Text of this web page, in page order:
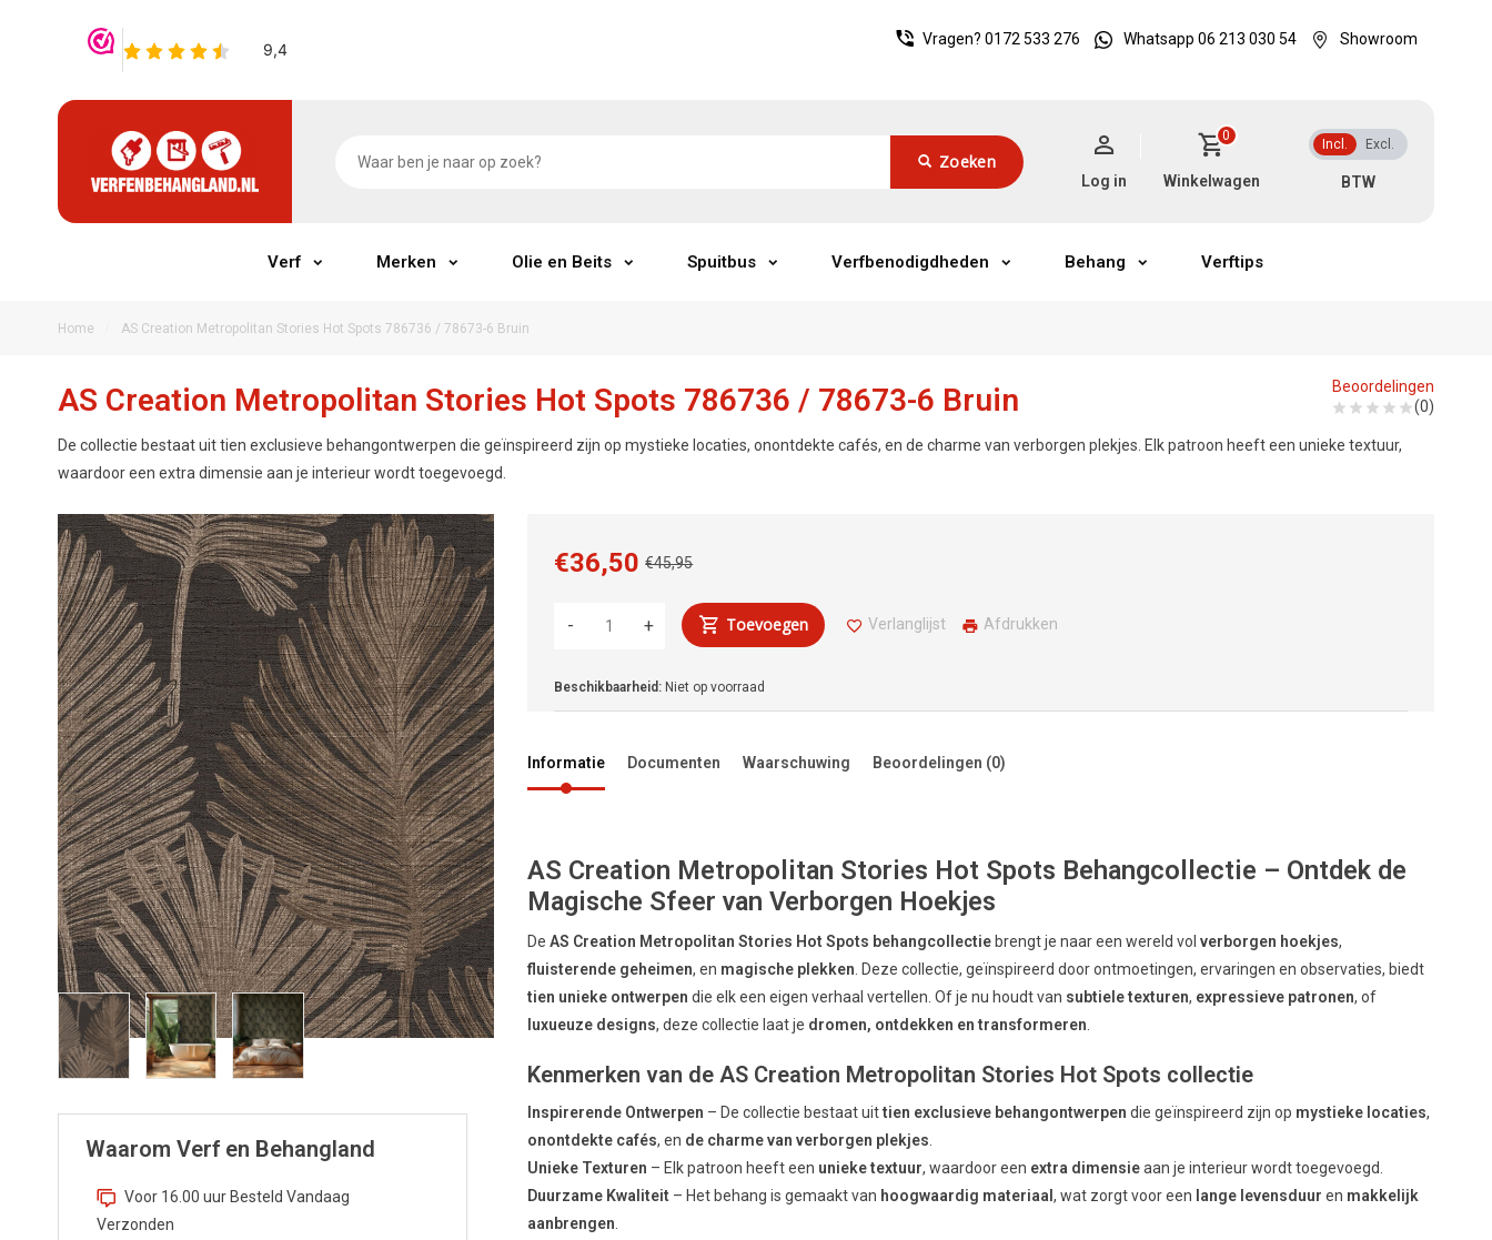
Vragen? 0172 533 276 Whatsapp 06 213 030 54 Showroom
Zoeken
Incl. Excl.
0
Winkelwagen
Log in
Verf Merken Olie en Beits Spuitbus Verfbenodigdheden Behang Verftips
Home AS Creation Metropolitan Stories Hot Spots 786736 / 78673-6 Bruin
AS Creation Metropolitan Stories Hot Spots 786736 / 78673-6 Bruin
De collectie bestaat uit tien exclusieve behangontwerpen die geïnspireerd zijn op mystieke locaties, onontdekte cafés, en de charme van verborgen plekjes. Elk patroon heeft een unieke textuur,
waardoor een extra dimensie aan je interieur wordt toegevoegd.
Beoordelingen
(0)
Waarom Verf en Behangland
Voor 16.00 uur Besteld Vandaag
Verzonden
€45,95
€36,50
+
- Toevoegen Verlanglijst Afdrukken
Beschikbaarheid: Niet op voorraad
Informatie Documenten Waarschuwing Beoordelingen (0)
AS Creation Metropolitan Stories Hot Spots Behangcollectie – Ontdek de
Magische Sfeer van Verborgen Hoekjes
DeAS Creation Metropolitan Stories Hot Spots behangcollectie brengt je naar een wereld volverborgen hoekjes,
fluisterende geheimen, en magische plekken . Deze collectie, geïnspireerd door ontmoetingen, ervaringen en observaties, biedt
tien unieke ontwerpen die elk een eigen verhaal vertellen. Of je nu houdt van subtiele texturen, expressieve patronen, of
luxueuze designs, deze collectie laat je dromen, ontdekken en transformeren
Kenmerken van de AS Creation Metropolitan Stories Hot Spots collectie
Inspirerende Ontwerpen – De collectie bestaat uittien exclusieve behangontwerpen die geïnspireerd zijn op mystieke locaties,
onontdekte cafés, en de charme van verborgen plekjes
Unieke Texturen – Elk patroon heeft een unieke textuur, waardoor een extra dimensieaan je interieur wordt toegevoegd.
Duurzame Kwaliteit – Het behang is gemaakt van hoogwaardig materiaal, wat zorgt voor een lange levensduur en makkelijk
aanbrengen